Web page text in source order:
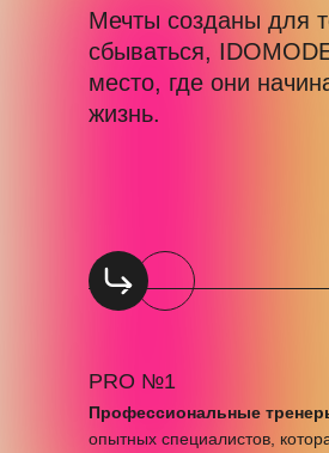
Мечты созданы для
сбываться,
место, где они
жизнь.
PRO №1
Профессиональные
опытных специалистов,